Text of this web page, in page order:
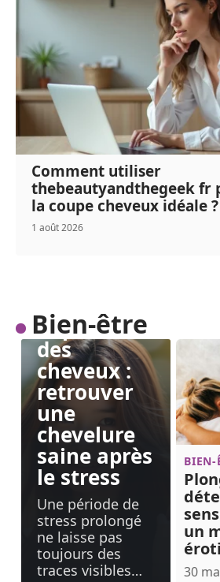
Comment utiliser
thebeautyandthegeek fr
la coupe cheveux idéale ?
1 août 2026
Bien-être
Repousse
des
cheveux :
retrouver
une
chevelure
saine après
le stress
Une période de
stress prolongé
ne laisse pas
toujours des
traces visibles…
BIEN-
un
30